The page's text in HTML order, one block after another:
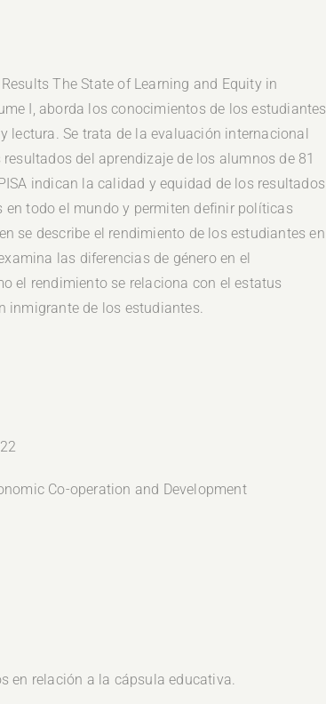
The State of Learning and Equity in
I, aborda los conocimientos de los estudiantes
lectura. Se trata de la evaluación internacional
del aprendizaje de los alumnos de 81
indican la calidad y equidad de los resultados
en todo el mundo y permiten definir políticas
se describe el rendimiento de los estudiantes en
las diferencias de género en el
el rendimiento se relaciona con el estatus
inmigrante de los estudiantes.
Co-operation and Development
en relación a la cápsula educativa.